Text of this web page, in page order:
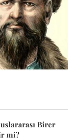
Birer
mi?